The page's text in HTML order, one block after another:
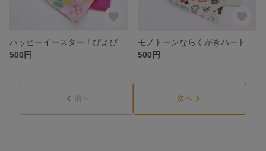
ハッピーイースター！ぴよぴよたまごのバンダナスタイ
500円
500円
前へ 次へ